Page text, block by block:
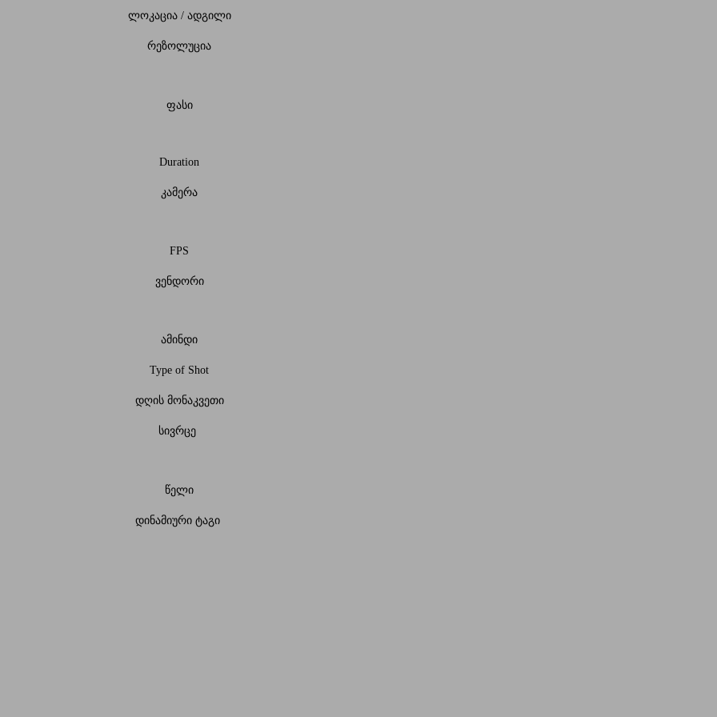
ლოკაცია / ადგილი
რეზოლუცია
ფასი
Duration
კამერა
FPS
ვენდორი
ამინდი
Type of Shot
დღის მონაკვეთი
სივრცე
წელი
დინამიური ტაგი